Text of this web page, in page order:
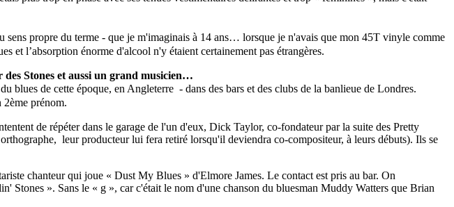
propre du terme - que je m'imaginais à 14 ans… lorsque je n'avais que mon 45T vinyle comme
et l’absorption énorme d'alcool n'y étaient certainement pas étrangères.
Stones et aussi un grand musicien…
de cette époque, en Angleterre - dans des bars et des clubs de la banlieue de Londres.
prénom.
de répéter dans le garage de l'un d'eux, Dick Taylor, co-fondateur par la suite des Pretty
leur producteur lui fera retiré lorsqu'il deviendra co-compositeur, à leurs débuts). Ils se
chanteur qui joue « Dust My Blues » d'Elmore James. Le contact est pris au bar. On
Stones ». Sans le « g », car c'était le nom d'une chanson du bluesman Muddy Watters que Brian